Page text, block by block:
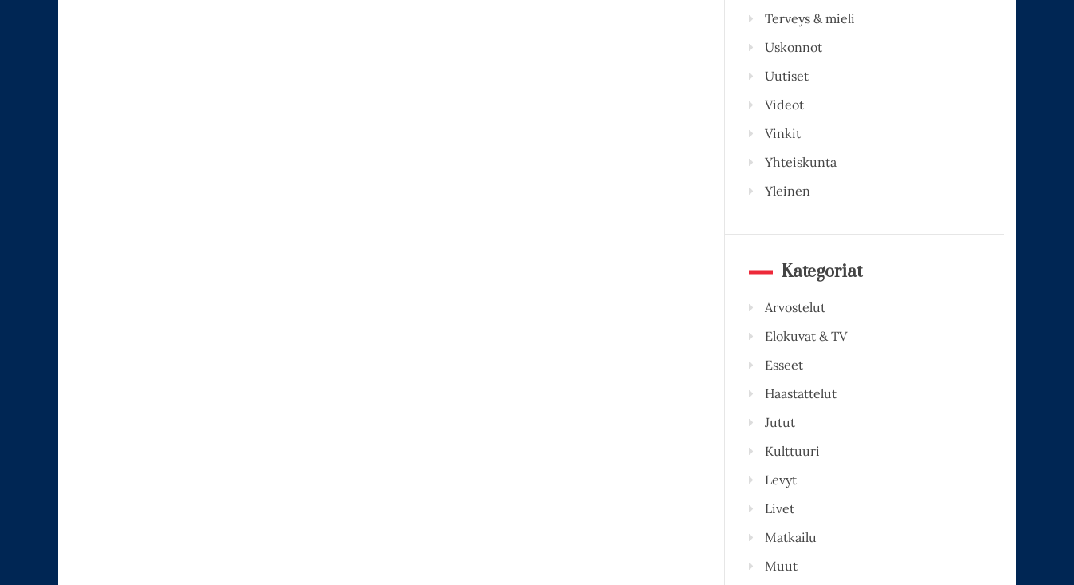
Terveys & mieli
Uskonnot
Uutiset
Videot
Vinkit
Yhteiskunta
Yleinen
Kategoriat
Arvostelut
Elokuvat & TV
Esseet
Haastattelut
Jutut
Kulttuuri
Levyt
Livet
Matkailu
Muut